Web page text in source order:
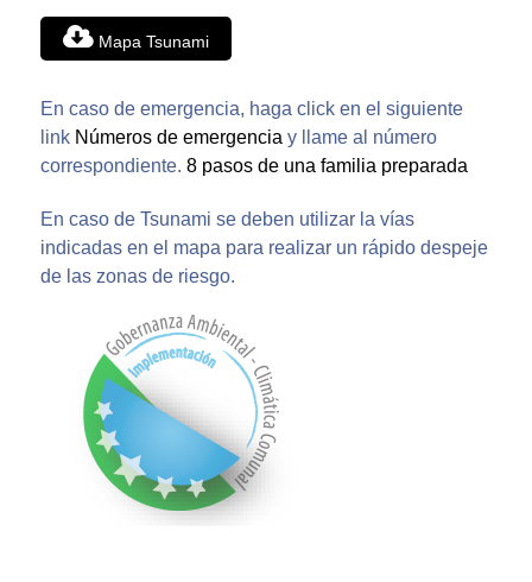
Mapa Tsunami
En caso de emergencia, haga click en el siguiente
link Números de emergencia y llame al número
correspondiente. 8 pasos de una familia preparada
En caso de Tsunami se deben utilizar la vías
indicadas en el mapa para realizar un rápido despeje
de las zonas de riesgo.